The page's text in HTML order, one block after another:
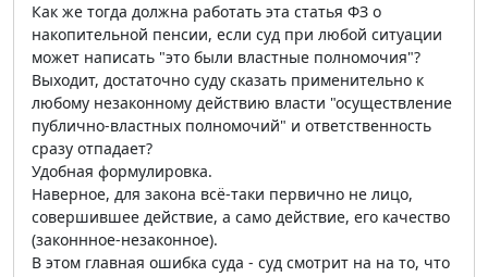
Как же тогда должна работать эта статья ФЗ о
накопительной пенсии, если суд при любой ситуации
может написать "это были властные полномочия"?
Выходит, достаточно суду сказать применительно к
любому незаконному действию власти "осуществление
публично-властных полномочий" и ответственность
сразу отпадает?
Удобная формулировка.
Наверное, для закона всё-таки первично не лицо,
совершившее действие, а само действие, его качество
(законнное-незаконное).
В этом главная ошибка суда - суд смотрит на на то, что